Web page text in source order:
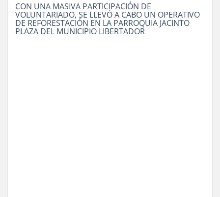
CON UNA MASIVA PARTICIPACIÓN DE
VOLUNTARIADO, SE LLEVÓ A CABO UN OPERATIVO
DE REFORESTACIÓN EN LA PARROQUIA JACINTO
PLAZA DEL MUNICIPIO LIBERTADOR